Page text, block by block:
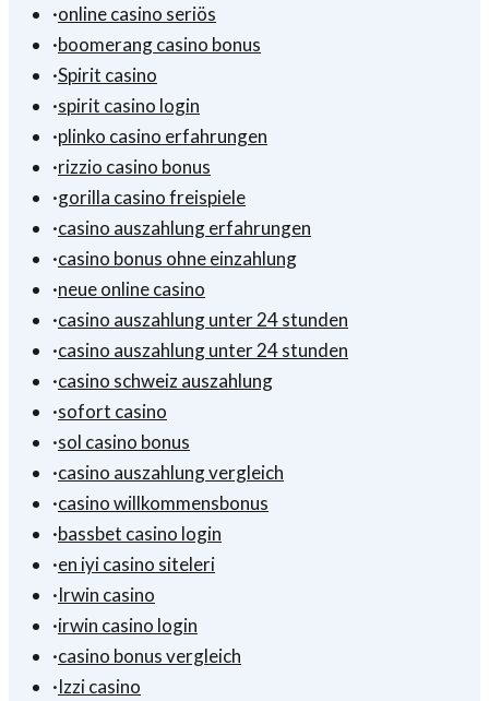
·online casino seriös
·boomerang casino bonus
·Spirit casino
·spirit casino login
·plinko casino erfahrungen
·rizzio casino bonus
·gorilla casino freispiele
·casino auszahlung erfahrungen
·casino bonus ohne einzahlung
·neue online casino
·casino auszahlung unter 24 stunden
·casino auszahlung unter 24 stunden
·casino schweiz auszahlung
·sofort casino
·sol casino bonus
·casino auszahlung vergleich
·casino willkommensbonus
·bassbet casino login
·en iyi casino siteleri
·Irwin casino
·irwin casino login
·casino bonus vergleich
·Izzi casino